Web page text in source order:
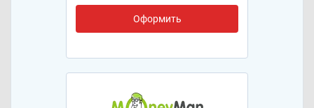
Оформить